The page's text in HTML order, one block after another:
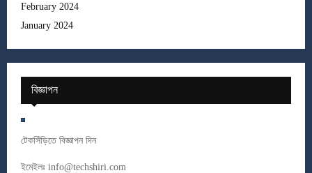
February 2024
January 2024
বিজ্ঞাপন
টেকসিঁড়িতে বিজ্ঞাপন দিন
ইমেইলঃ info@techshiri.com